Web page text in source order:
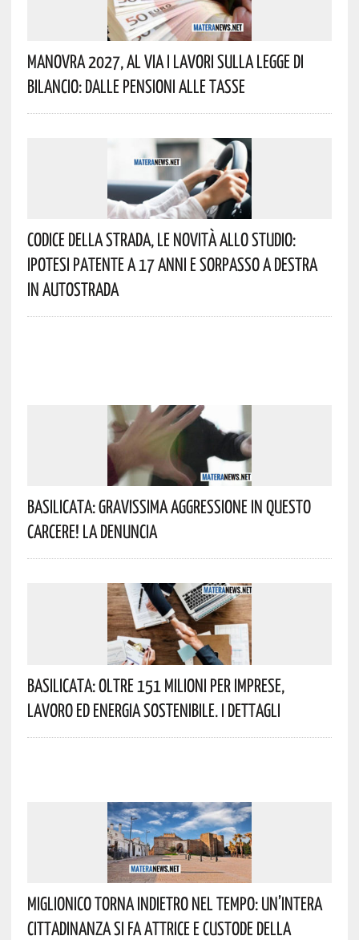
Manovra 2027, Al Via I Lavori Sulla Legge Di
Bilancio: Dalle Pensioni Alle Tasse
Codice Della Strada, Le Novità Allo Studio:
Ipotesi Patente A 17 Anni E Sorpasso A Destra
In Autostrada
Basilicata: Gravissima Aggressione In Questo
Carcere! La Denuncia
Basilicata: Oltre 151 Milioni Per Imprese,
Lavoro Ed Energia Sostenibile. I Dettagli
Miglionico Torna Indietro Nel Tempo: Un’intera
Cittadinanza Si Fa Attrice E Custode Della